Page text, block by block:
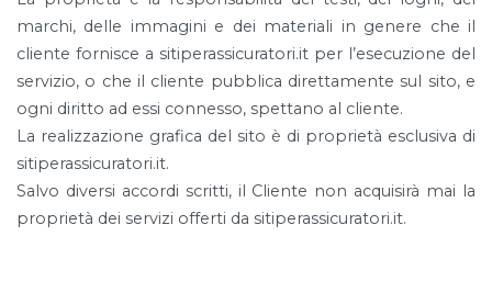
marchi, delle immagini e dei materiali in genere che il
cliente fornisce a sitiperassicuratori.it per l’esecuzione del
servizio, o che il cliente pubblica direttamente sul sito, e
ogni diritto ad essi connesso, spettano al cliente.
La realizzazione grafica del sito è di proprietà esclusiva di
sitiperassicuratori.it.
Salvo diversi accordi scritti, il Cliente non acquisirà mai la
proprietà dei servizi offerti da sitiperassicuratori.it.